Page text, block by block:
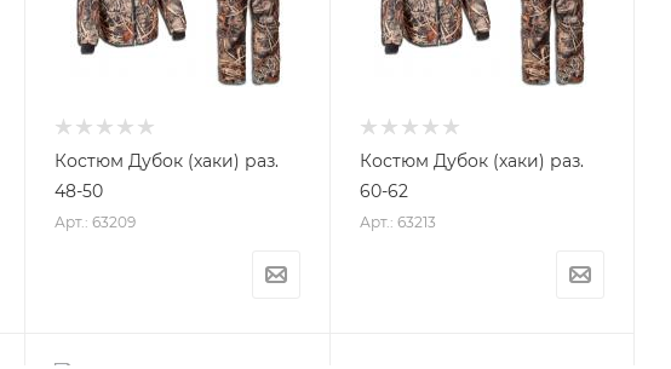
Костюм Дубок (хаки) раз.
48-50
Арт.: 63209
Костюм Дубок (хаки) раз.
60-62
Арт.: 63213